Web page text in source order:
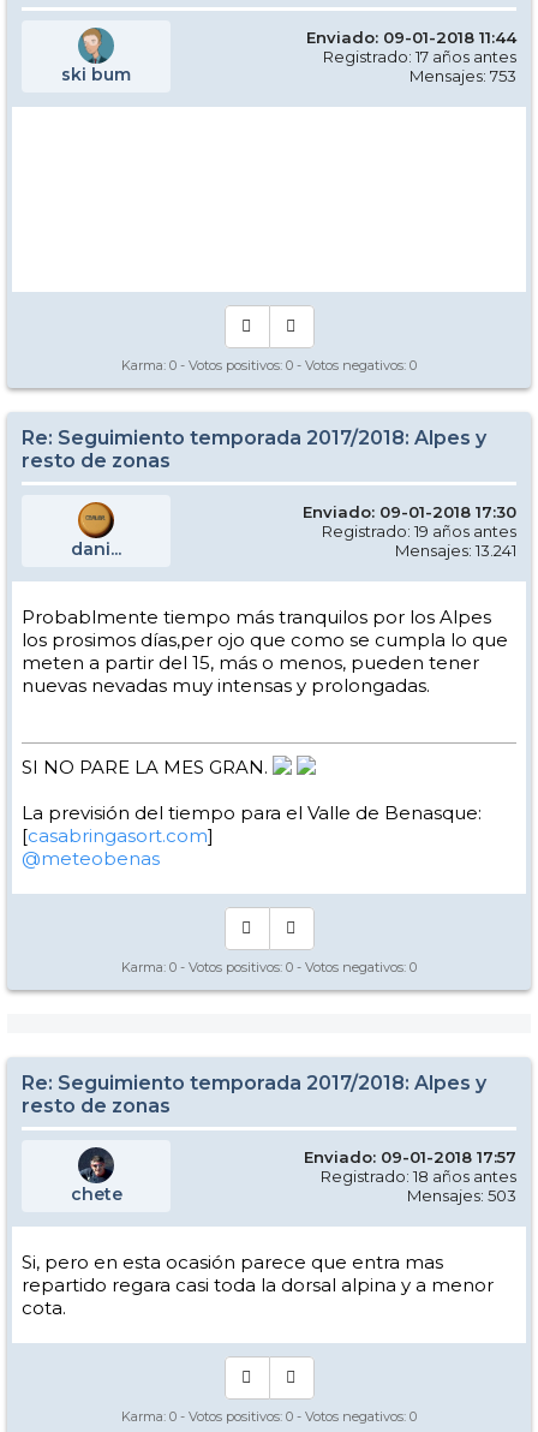
ski bum
Enviado: 09-01-2018 11:44
Registrado: 17 años antes
Mensajes: 753
Karma: 0 - Votos positivos: 0 - Votos negativos: 0
Re: Seguimiento temporada 2017/2018: Alpes y
resto de zonas
dani...
Enviado: 09-01-2018 17:30
Registrado: 19 años antes
Mensajes: 13.241
Probablmente tiempo más tranquilos por los Alpes
los prosimos días,per ojo que como se cumpla lo que
meten a partir del 15, más o menos, pueden tener
nuevas nevadas muy intensas y prolongadas.
SI NO PARE LA MES GRAN.
La previsión del tiempo para el Valle de Benasque:
[casabringasort.com]
@meteobenas
Karma: 0 - Votos positivos: 0 - Votos negativos: 0
Re: Seguimiento temporada 2017/2018: Alpes y
resto de zonas
chete
Enviado: 09-01-2018 17:57
Registrado: 18 años antes
Mensajes: 503
Si, pero en esta ocasión parece que entra mas
repartido regara casi toda la dorsal alpina y a menor
cota.
Karma: 0 - Votos positivos: 0 - Votos negativos: 0